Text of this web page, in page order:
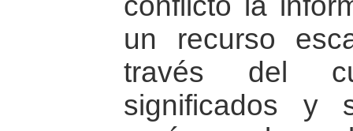
un recurso
través del
significados y